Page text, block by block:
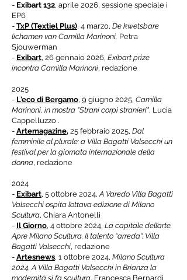
- Exibart 132, aprile 2026, sessione speciale i
EP6
- TxP (Textiel Plus), 4 marzo, De kwetsbare
lichamen van Camilla Marinoni, Petra
Sjouwerman
- Exibart, 26 gennaio 2026, Exibart prize
incontra Camilla Marinoni, redazione
2025
- L'eco di Bergamo, 9 giugno 2025, Camilla
Marinoni, in mostra "Strani corpi stranieri", Lucia
Cappelluzzo .
- Artemagazine, 25 febbraio 2025, Dal
femminile al plurale: a Villa Bagatti Valsecchi un
festival per la giornata internazionale della
donna, redazione
2024
- Exibart, 5 ottobre 2024,A Varedo Villa Bagatti
Valsecchi ospita l’ottava edizione di Milano
Scultura, Chiara Antonelli
- Il Giorno, 4 ottobre 2024, La capitale dell’arte.
Apre Milano Scultura. Il talento “arreda“. Villa
Bagatti Valsecchi, redazione
- Artesnews, 1 ottobre 2024, Milano Scultura
2024. A Villa Bagatti Valsecchi in Brianza la
modernità si fa scultura, Francesca Bernardi